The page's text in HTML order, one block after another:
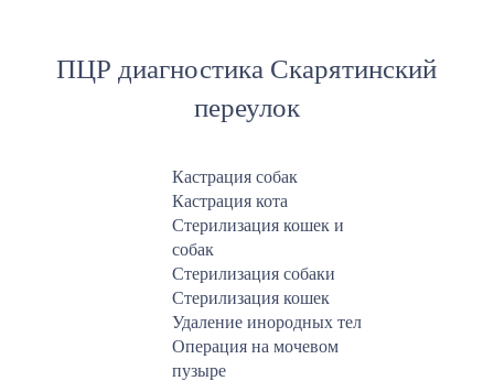
ПЦР диагностика Скарятинский
переулок
Кастрация собак
Кастрация кота
Стерилизация кошек и
собак
Стерилизация собаки
Стерилизация кошек
Удаление инородных тел
Операция на мочевом
пузыре